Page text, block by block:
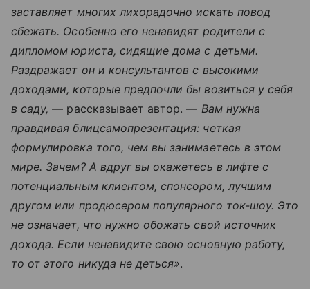
заставляет многих лихорадочно искать повод
сбежать. Особенно его ненавидят родители с
дипломом юриста, сидящие дома с детьми.
Раздражает он и консультантов с высокими
доходами, которые предпочли бы возиться у себя
в саду,— рассказывает автор. — Вам нужна
правдивая блицсамопрезентация: четкая
формулировка того, чем вы занимаетесь в этом
мире. Зачем? А вдруг вы окажетесь в лифте с
потенциальным клиентом, спонсором, лучшим
другом или продюсером популярного ток-шоу. Это
не означает, что нужно обожать свой источник
дохода. Если ненавидите свою основную работу,
то от этого никуда не деться».